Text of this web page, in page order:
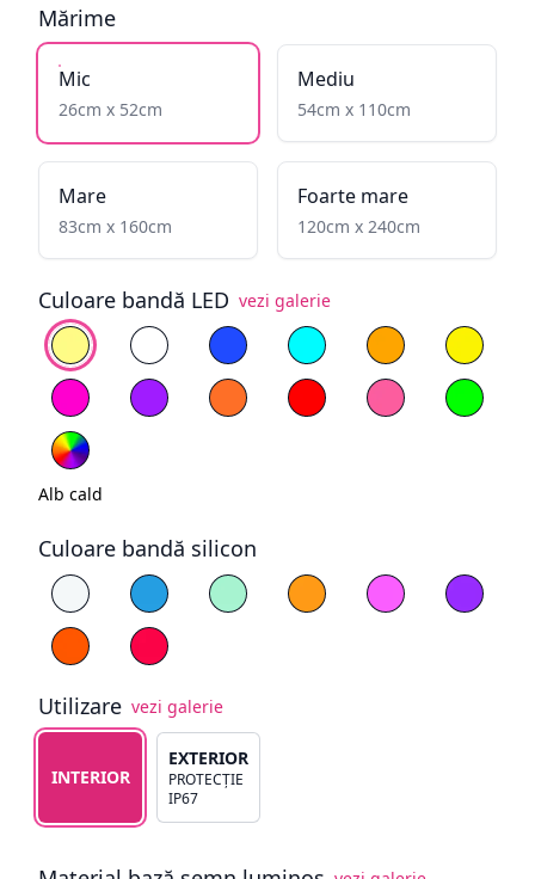
Mărime
Mic
26cm x 52cm
Mediu
54cm x 110cm
Mare
83cm x 160cm
Foarte mare
120cm x 240cm
Culoare bandă LED vezi galerie
Alege culoare
Alb cald Alb rece Albastru Cyan Galben
Magenta
Mov PortocaliuRoșu Roz deschisVerde
RGB
Alb cald
Culoare bandă silicon
Alege culoare silicon
Alb Albastru Cyan Galben Magenta
Mov
PortocaliuRoșu
Utilizare vezi galerie
Alege tipul de utilizare
INTERIOR
EXTERIOR
PROTECȚIE
IP67